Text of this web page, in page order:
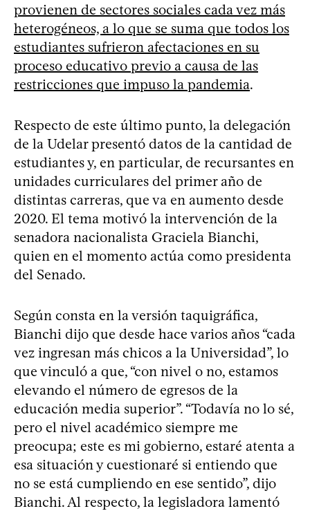
provienen de sectores sociales cada vez más
heterogéneos, a lo que se suma que todos los
estudiantes sufrieron afectaciones en su
proceso educativo previo a causa de las
restricciones que impuso la pandemia.
Respecto de este último punto, la delegación
de la Udelar presentó datos de la cantidad de
estudiantes y, en particular, de recursantes en
unidades curriculares del primer año de
distintas carreras, que va en aumento desde
2020. El tema motivó la intervención de la
senadora nacionalista Graciela Bianchi,
quien en el momento actúa como presidenta
del Senado.
Según consta en la versión taquigráfica,
Bianchi dijo que desde hace varios años “cada
vez ingresan más chicos a la Universidad”, lo
que vinculó a que, “con nivel o no, estamos
elevando el número de egresos de la
educación media superior”. “Todavía no lo sé,
pero el nivel académico siempre me
preocupa; este es mi gobierno, estaré atenta a
esa situación y cuestionaré si entiendo que
no se está cumpliendo en ese sentido”, dijo
Bianchi. Al respecto, la legisladora lamentó